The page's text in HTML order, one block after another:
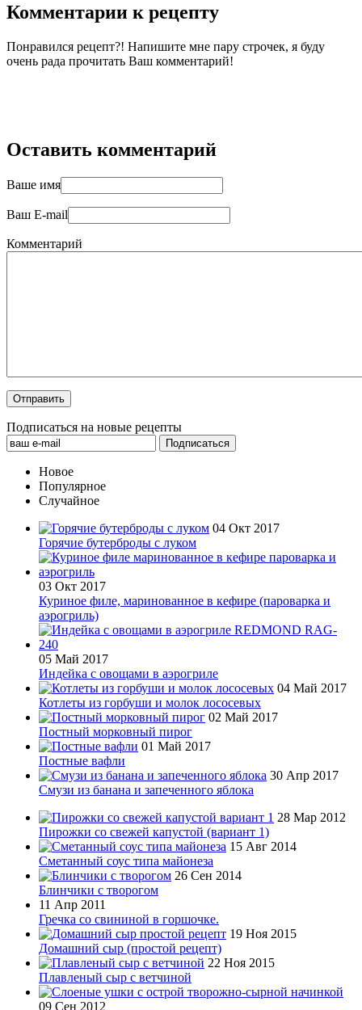
Комментарии к рецепту
Понравился рецепт?! Напишите мне пару строчек, я буду
очень рада прочитать Ваш комментарий!
Оставить комментарий
Ваше имя
Ваш E-mail
Комментарий
Подписаться на новые рецепты
Новое
Популярное
Случайное
04 Окт 2017
Горячие бутерброды с луком
03 Окт 2017
Куриное филе, маринованное в кефире (пароварка и
аэрогриль)
05 Май 2017
Индейка с овощами в аэрогриле
04 Май 2017
Котлеты из горбуши и молок лососевых
02 Май 2017
Постный морковный пирог
01 Май 2017
Постные вафли
30 Апр 2017
Смузи из банана и запеченного яблока
28 Мар 2012
Пирожки со свежей капустой (вариант 1)
15 Авг 2014
Сметанный соус типа майонеза
26 Сен 2014
Блинчики с творогом
11 Апр 2011
Гречка со свининой в горшочке.
19 Ноя 2015
Домашний сыр (простой рецепт)
22 Ноя 2015
Плавленый сыр с ветчиной
09 Сен 2012